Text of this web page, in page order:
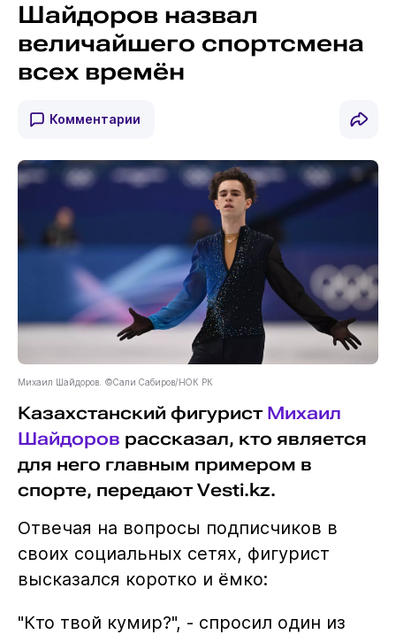
Шайдоров назвал
величайшего спортсмена
всех времён
Комментарии
Михаил Шайдоров. ©Сали Сабиров/НОК РК
Казахстанский фигурист Михаил
Шайдоров рассказал, кто является
для него главным примером в
спорте, передают Vesti.kz.
Отвечая на вопросы подписчиков в
своих социальных сетях, фигурист
высказался коротко и ёмко:
"Кто твой кумир?", - спросил один из